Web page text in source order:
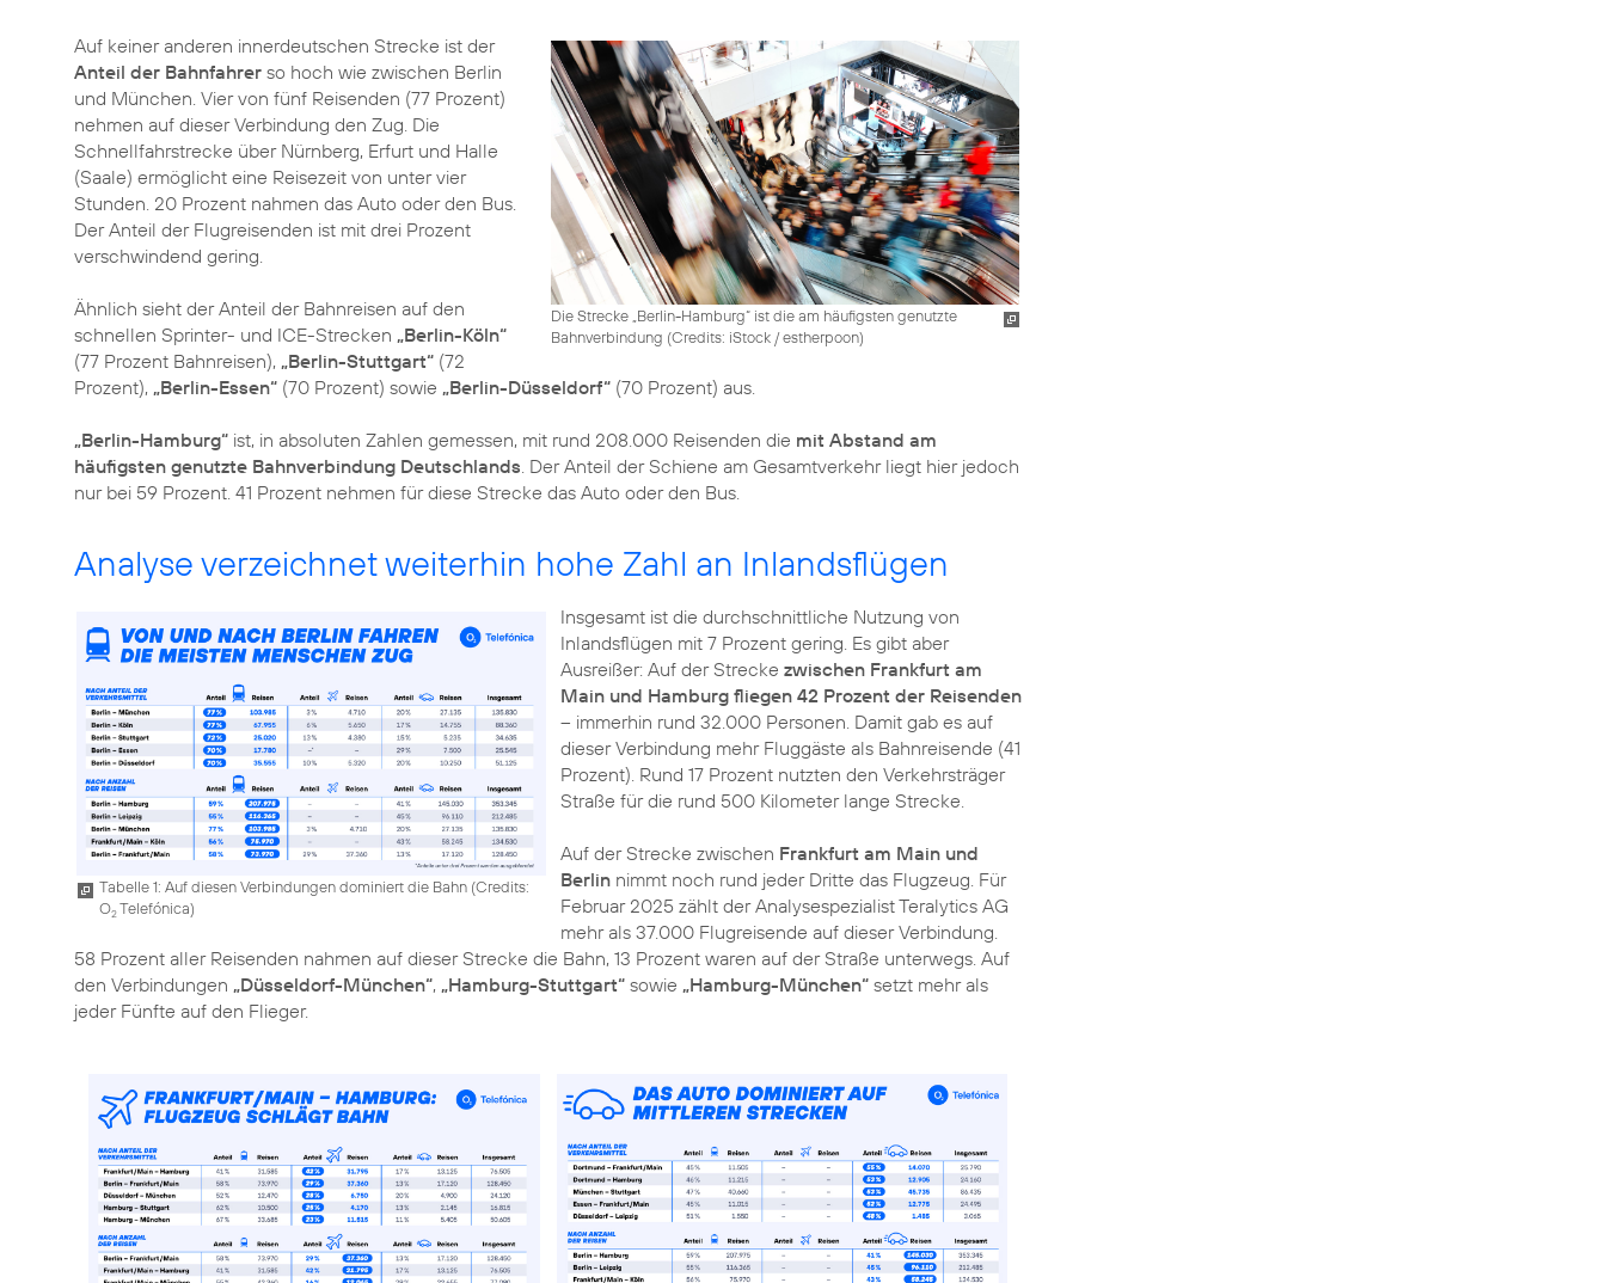
Die Strecke „Berlin-Hamburg“ ist die am häufigsten genutzte
Bahnverbindung (Credits: iStock / estherpoon)
Auf keiner anderen innerdeutschen Strecke ist der
Anteil der Bahnfahrer so hoch wie zwischen Berlin
und München. Vier von fünf Reisenden (77 Prozent)
nehmen auf dieser Verbindung den Zug. Die
Schnellfahrstrecke über Nürnberg, Erfurt und Halle
(Saale) ermöglicht eine Reisezeit von unter vier
Stunden. 20 Prozent nahmen das Auto oder den Bus.
Der Anteil der Flugreisenden ist mit drei Prozent
verschwindend gering.
Ähnlich sieht der Anteil der Bahnreisen auf den
schnellen Sprinter- und ICE-Strecken „Berlin-Köln“
(77 Prozent Bahnreisen), „Berlin-Stuttgart“ (72
Prozent), „Berlin-Essen“ (70 Prozent) sowie „Berlin-Düsseldorf“ (70 Prozent) aus.
„Berlin-Hamburg“ ist, in absoluten Zahlen gemessen, mit rund 208.000 Reisenden die mit Abstand am
häufigsten genutzte Bahnverbindung Deutschlands. Der Anteil der Schiene am Gesamtverkehr liegt hier jedoch
nur bei 59 Prozent. 41 Prozent nehmen für diese Strecke das Auto oder den Bus.
Analyse verzeichnet weiterhin hohe Zahl an Inlandsflügen
Tabelle 1: Auf diesen Verbindungen dominiert die Bahn (Credits:
O2Telefónica)
Insgesamt ist die durchschnittliche Nutzung von
Inlandsflügen mit 7 Prozent gering. Es gibt aber
Ausreißer: Auf der Strecke zwischen Frankfurt am
Main und Hamburg fliegen 42 Prozent der Reisenden
– immerhin rund 32.000 Personen. Damit gab es auf
dieser Verbindung mehr Fluggäste als Bahnreisende (41
Prozent). Rund 17 Prozent nutzten den Verkehrsträger
Straße für die rund 500 Kilometer lange Strecke.
Auf der Strecke zwischen Frankfurt am Main und
Berlinnimmt noch rund jeder Dritte das Flugzeug. Für
Februar 2025 zählt der Analysespezialist Teralytics AG
mehr als 37.000 Flugreisende auf dieser Verbindung.
58 Prozent aller Reisenden nahmen auf dieser Strecke die Bahn, 13 Prozent waren auf der Straße unterwegs. Auf
den Verbindungen „Düsseldorf-München“, „Hamburg-Stuttgart“ sowie „Hamburg-München“ setzt mehr als
jeder Fünfte auf den Flieger.